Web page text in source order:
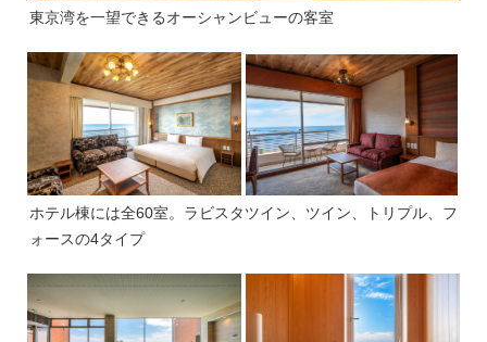
東京湾を一望できるオーシャンビューの客室
ホテル棟には全60室。ラビスタツイン、ツイン、トリプル、フ
ォースの4タイプ